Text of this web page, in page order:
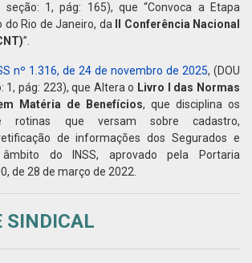
seção: 1, pág: 165), que “Convoca a Etapa
do Rio de Janeiro, da
II Conferência Nacional
”.
nº 1.316, de 24 de novembro de 2025, (DOU
1, pág: 223), que Altera o Livro I das Normas
Matéria de Benefícios, que disciplina os
rotinas que versam sobre cadastro,
de informações dos Segurados e
âmbito do INSS, aprovado pela Portaria
de 28 de março de 2022.
SINDICAL